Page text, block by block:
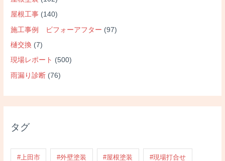
屋根工事 (140)
施工事例 ビフォーアフター (97)
樋交換 (7)
現場レポート (500)
雨漏り診断 (76)
タグ
#上田市 #外壁塗装 #屋根塗装 #現場打合せ